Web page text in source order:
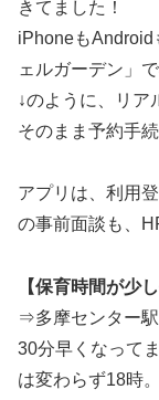
きてました！
iPhoneもAndroid
ェルガーデン」
↓のように、リア
そのまま予約手
アプリは、利用
の事前面談も、
【保育時間が少
⇒多摩センター
30分早くなって
は変わらず18時。